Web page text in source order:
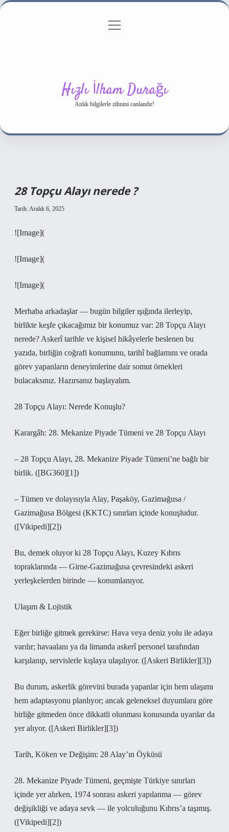
Gizlilik Politikası
menüyü
Hızlı İlham Durağı
Anlık bilgilerle zihnini canlandır!
28 Topçu Alayı nerede ?
Tarih: Aralık 6, 2025
![Image](
![Image](
![Image](
Merhaba arkadaşlar — bugün bilgiler ışığında ilerleyip,
birlikte keşfe çıkacağımız bir konumuz var: 28 Topçu Alayı
nerede? Askerî tarihle ve kişisel hikâyelerle beslenen bu
yazıda, birliğin coğrafi konumunu, tarihî bağlamını ve orada
görev yapanların deneyimlerine dair somut örnekleri
bulacaksınız. Hazırsanız başlayalım.
28 Topçu Alayı: Nerede Konuşlu?
Karargâh: 28. Mekanize Piyade Tümeni ve 28 Topçu Alayı
– 28 Topçu Alayı, 28. Mekanize Piyade Tümeni’ne bağlı bir
birlik. ([BG360][1])
– Tümen ve dolayısıyla Alay, Paşaköy, Gazimağusa /
Gazimağusa Bölgesi (KKTC) sınırları içinde konuşludur.
([Vikipedi][2])
Bu, demek oluyor ki 28 Topçu Alayı, Kuzey Kıbrıs
topraklarında — Girne‑Gazimağusa çevresindeki askeri
yerleşkelerden birinde — konumlanıyor.
Ulaşım & Lojistik
Eğer birliğe gitmek gerekirse: Hava veya deniz yolu ile adaya
varılır; havaalanı ya da limanda askerî personel tarafından
karşılanıp, servislerle kışlaya ulaşılıyor. ([Askeri Birlikler][3])
Bu durum, askerlik görevini burada yapanlar için hem ulaşımı
hem adaptasyonu planlıyor; ancak geleneksel duyumlara göre
birliğe gitmeden önce dikkatli olunması konusunda uyarılar da
yer alıyor. ([Askeri Birlikler][3])
Tarih, Köken ve Değişim: 28 Alay’ın Öyküsü
28. Mekanize Piyade Tümeni, geçmişte Türkiye sınırları
içinde yer alırken, 1974 sonrası askeri yapılanma — görev
değişikliği ve adaya sevk — ile yolculuğunu Kıbrıs’a taşımış.
([Vikipedi][2])